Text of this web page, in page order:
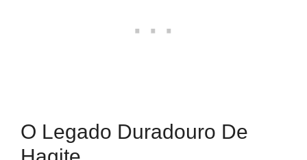
O Legado Duradouro De